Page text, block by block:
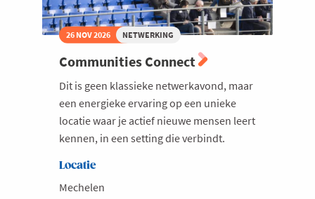
26 NOV 2026 NETWERKING
Communities Connect
Dit is geen klassieke netwerkavond, maar
een energieke ervaring op een unieke
locatie waar je actief nieuwe mensen leert
kennen, in een setting die verbindt.
Locatie
Mechelen